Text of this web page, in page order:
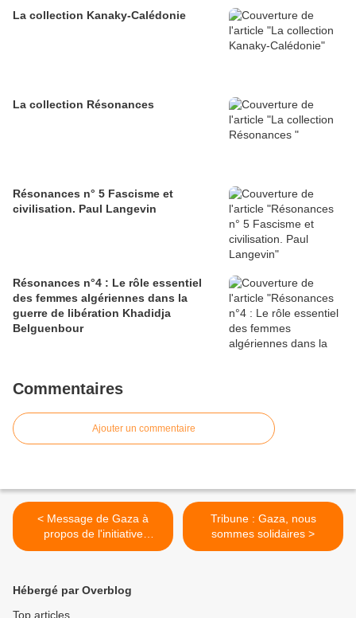
La collection Kanaky-Calédonie
La collection Résonances
Résonances n° 5 Fascisme et
civilisation. Paul Langevin
Résonances n°4 : Le rôle essentiel
des femmes algériennes dans la
guerre de libération Khadidja
Belguenbour
Commentaires
Ajouter un commentaire
< Message de Gaza à
propos de l'initiative
education4gazaa
Tribune : Gaza, nous
sommes solidaires >
Hébergé par Overblog
Top articles